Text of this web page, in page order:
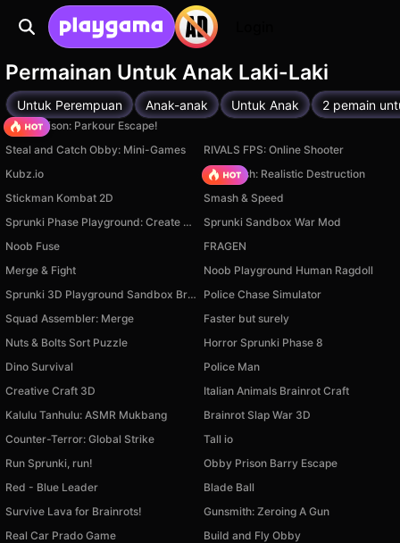
Permainan Untuk Anak Laki-Laki
Untuk Perempuan Anak-anak Untuk Anak 2 pemain
Barry Prison: Parkour Escape!
Steal and Catch Obby: Mini-Games
RIVALS FPS: Online Shooter
Kubz.io
Car Crush: Realistic Destruction
Stickman Kombat 2D
Smash & Speed
Sprunki Phase Playground: Create Sprunki and Music
Sprunki Sandbox War Mod
Noob Fuse
FRAGEN
Merge & Fight
Noob Playground Human Ragdoll
Sprunki 3D Playground Sandbox Brainrot Zombie
Police Chase Simulator
Squad Assembler: Merge
Faster but surely
Nuts & Bolts Sort Puzzle
Horror Sprunki Phase 8
Dino Survival
Police Man
Creative Craft 3D
Italian Animals Brainrot Craft
Kalulu Tanhulu: ASMR Mukbang
Brainrot Slap War 3D
Counter-Terror: Global Strike
Tall io
Run Sprunki, run!
Obby Prison Barry Escape
Red - Blue Leader
Blade Ball
Survive Lava for Brainrots!
Gunsmith: Zeroing A Gun
Real Car Prado Game
Build and Fly Obby